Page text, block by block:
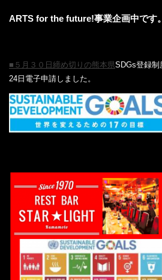
ARTS for the future!事業企画中です。
■５月３０日締め切りの熊本県SDGs登録制
24日電子申請しました。